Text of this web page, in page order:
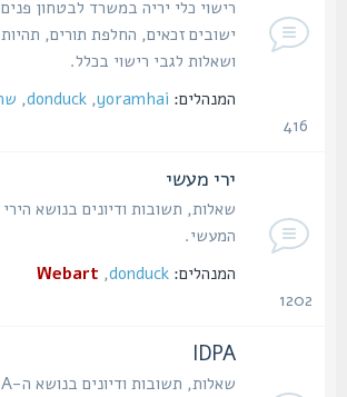
רישוי כלי יריה במשרד לבטחון פנים,
ישובים זכאים, החלפת תורים, תהיות
ושאלות לגבי רישוי בכלל.
המנהלים: yoramhai
,
donduck
,שרקן
ירי מעשי
שאלות, תשובות ודיונים בנושא הירי
המעשי.
המנהלים: donduck
,
Webart
IDPA
שאלות, תשובות ודיונים בנושא ה-IDPA